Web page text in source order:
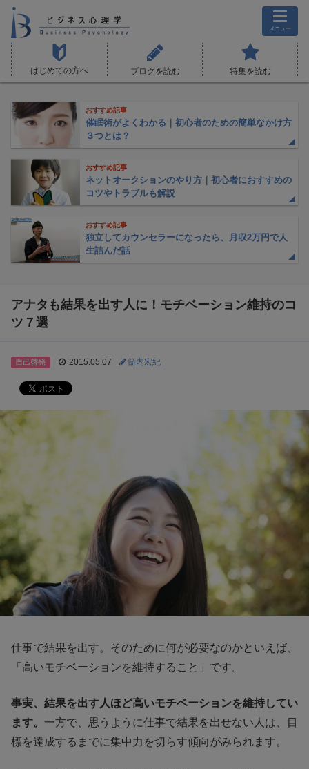
メニュー
はじめての方へ ブログを読む 特集を読む
おすすめ記事
催眠術がよくわかる｜初心者のための簡単なかけ方
３つとは？
おすすめ記事
ネットオークションのやり方｜初心者におすすめの
コツやトラブルも解説
おすすめ記事
独立してカウンセラーになったら、月収2万円で人
生詰んだ話
アナタも結果を出す人に！モチベーション維持のコ
ツ７選
自己啓発 2015.05.07 箭内宏紀
仕事で結果を出す。そのために何が必要なのかといえば、
「高いモチベーションを維持すること」です。
事実、結果を出す人ほど高いモチベーションを維持してい
ます。 一方で、思うように仕事で結果を出せない人は、目
標を達成するまでに集中力を切らす傾向がみられます。